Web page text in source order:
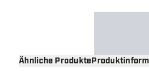
Ähnliche Produkte